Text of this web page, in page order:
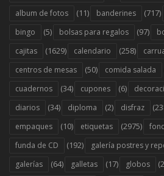
album de fotos (11) banderines (717)
bingo (5) bolsas para regalos (97)
cajitas (1629) calendario (258)
centros de mesas (50) comida salada
cuadernos (34) cupones (6)
diarios (34) diploma (2) disfraz
empaques (10) etiquetas (2975)
funda de CD (192) galería postres y
galerías (64) galletas (17) globos